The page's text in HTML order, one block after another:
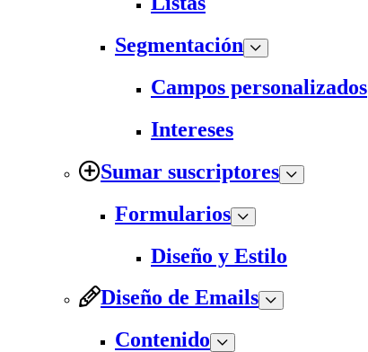
Segmentación
Campos personalizados
Intereses
Sumar suscriptores
Formularios
Diseño y Estilo
Diseño de Emails
Contenido